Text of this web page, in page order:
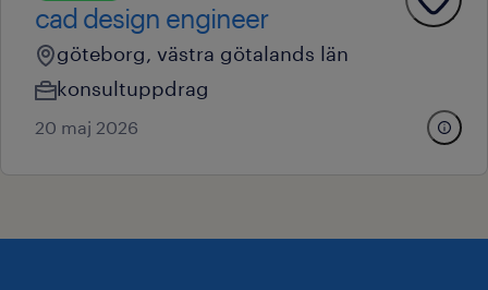
cad design engineer
göteborg, västra götalands län
konsultuppdrag
20 maj 2026